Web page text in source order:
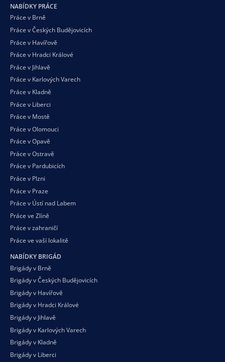
NABÍDKY PRÁCE
Práce v Brně
Práce v Českých Budějovicích
Práce v Havířově
Práce v Hradci Králové
Práce v Jihlavě
Práce v Karlových Varech
Práce v Kladně
Práce v Liberci
Práce v Mostě
Práce v Olomouci
Práce v Opavě
Práce v Ostravě
Práce v Pardubicích
Práce v Plzni
Práce v Praze
Práce v Ústí nad Labem
Práce ve Zlíně
Práce v zahraničí
Práce ve vaší lokalitě
NABÍDKY BRIGÁD
Brigády v Brně
Brigády v Českých Budějovicích
Brigády v Havířově
Brigády v Hradci Králové
Brigády v Jihlavě
Brigády v Karlových Varech
Brigády v Kladně
Brigády v Liberci